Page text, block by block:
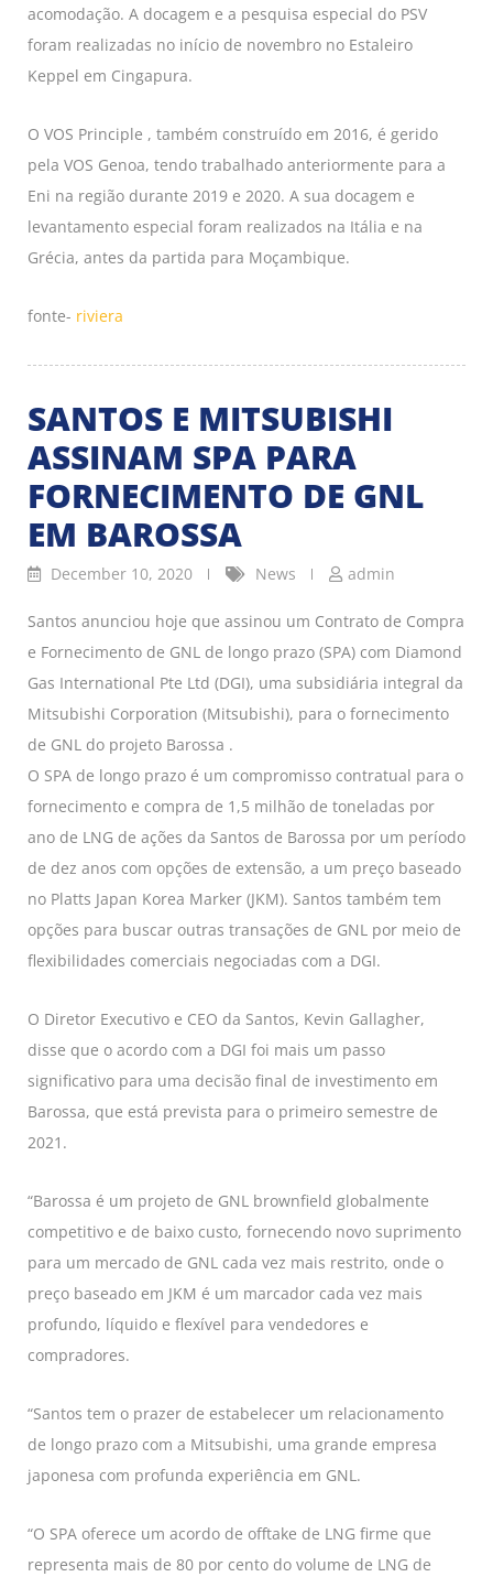
acomodação. A docagem e a pesquisa especial do PSV
foram realizadas no início de novembro no Estaleiro
Keppel em Cingapura.
O VOS Principle , também construído em 2016, é gerido
pela VOS Genoa, tendo trabalhado anteriormente para a
Eni na região durante 2019 e 2020. A sua docagem e
levantamento especial foram realizados na Itália e na
Grécia, antes da partida para Moçambique.
fonte- riviera
SANTOS E MITSUBISHI
ASSINAM SPA PARA
FORNECIMENTO DE GNL
EM BAROSSA
December 10, 2020 News admin
Santos anunciou hoje que assinou um Contrato de Compra
e Fornecimento de GNL de longo prazo (SPA) com Diamond
Gas International Pte Ltd (DGI), uma subsidiária integral da
Mitsubishi Corporation (Mitsubishi), para o fornecimento
de GNL do projeto Barossa .
O SPA de longo prazo é um compromisso contratual para o
fornecimento e compra de 1,5 milhão de toneladas por
ano de LNG de ações da Santos de Barossa por um período
de dez anos com opções de extensão, a um preço baseado
no Platts Japan Korea Marker (JKM). Santos também tem
opções para buscar outras transações de GNL por meio de
flexibilidades comerciais negociadas com a DGI.
O Diretor Executivo e CEO da Santos, Kevin Gallagher,
disse que o acordo com a DGI foi mais um passo
significativo para uma decisão final de investimento em
Barossa, que está prevista para o primeiro semestre de
2021.
“Barossa é um projeto de GNL brownfield globalmente
competitivo e de baixo custo, fornecendo novo suprimento
para um mercado de GNL cada vez mais restrito, onde o
preço baseado em JKM é um marcador cada vez mais
profundo, líquido e flexível para vendedores e
compradores.
“Santos tem o prazer de estabelecer um relacionamento
de longo prazo com a Mitsubishi, uma grande empresa
japonesa com profunda experiência em GNL.
“O SPA oferece um acordo de offtake de LNG firme que
representa mais de 80 por cento do volume de LNG de